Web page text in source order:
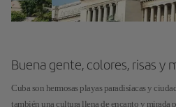
Buena gente, colores, risas y
Cuba son hermosas playas paradisíacas y
también una cultura llena de encanto y mirada